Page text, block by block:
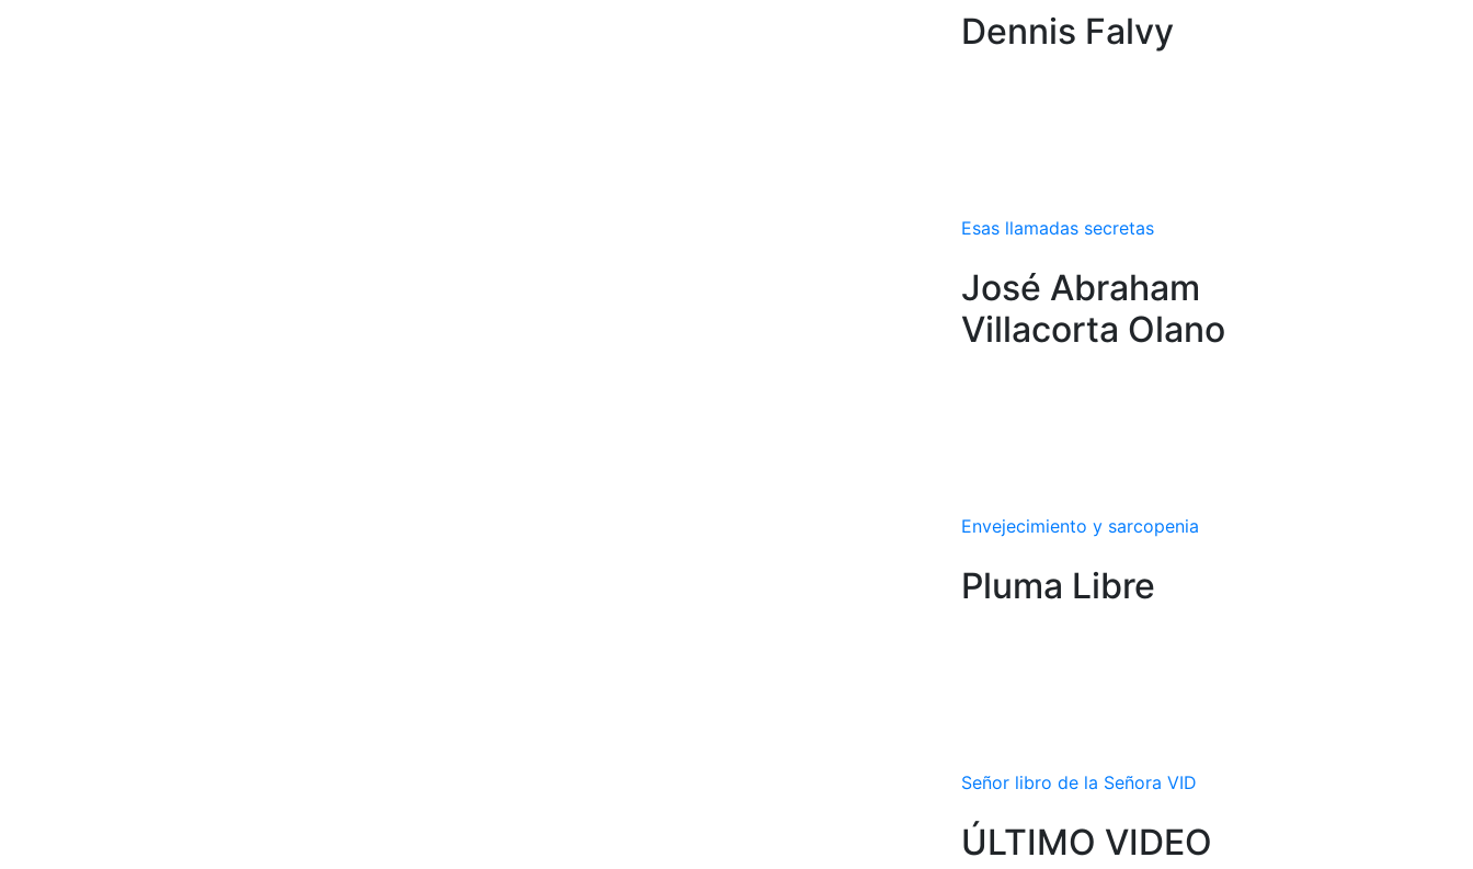
Dennis Falvy
Esas llamadas secretas
José Abraham
Villacorta Olano
Envejecimiento y sarcopenia
Pluma Libre
Señor libro de la Señora VID
ÚLTIMO VIDEO